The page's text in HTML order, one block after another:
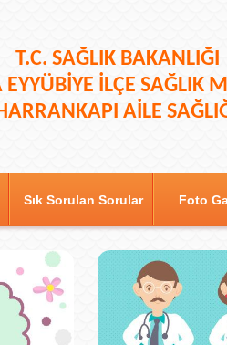
T.C. SAĞLIK BAKANLIĞI
EYYÜBİYE İLÇE SAĞLIK
AİLE
Sık Sorulan Sorular Foto